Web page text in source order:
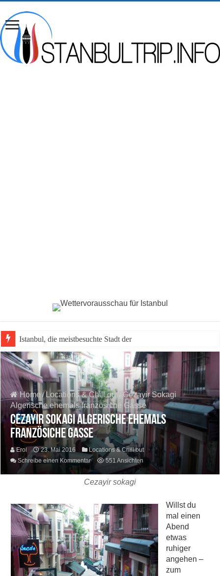
Istanbul, die meistbesuchte Stadt der Welt 2023
Home / Locations & Chill out
Cezayir Sokagi
Algerische ehemals französiche Gasse
Cezayir Sokagi Algerische ehemals
französiche Gasse
Erol 23. Mai 2016
Locations & Chill out
Schreibe einen Kommentar
551 Ansichten
Cezayir sokagi
Willst du
mal einen
Abend
etwas
ruhiger
angehen –
zum